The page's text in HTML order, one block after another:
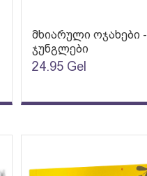
მხიარული ოჯახები -
ჯუნგლები
24.95 Gel